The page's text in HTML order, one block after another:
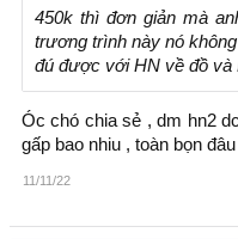
450k thì đơn giản mà
trương trình này nó
đú được với HN về đồ và
Óc chó chia sẻ , dm hn2
gấp bao nhiu , toàn bọn
11/11/22